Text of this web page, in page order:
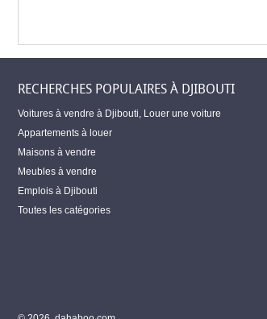
RECHERCHES POPULAIRES À DJIBOUTI
Voitures à vendre à Djibouti Louer une voiture
Appartements à louer
Maisons à vendre
Meubles à vendre
Emplois à Djibouti
Toutes les catégories